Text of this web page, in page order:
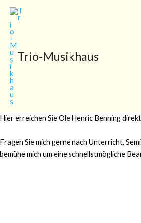
Inhalt
springen
Trio-Musikhaus
Hier erreichen Sie Ole Henric Benning
Fragen Sie mich gerne nach Unterricht,
bemühe mich um eine schnellstmögliche